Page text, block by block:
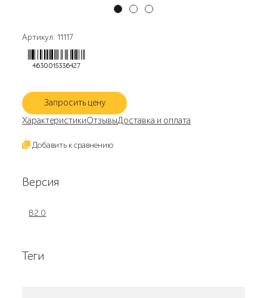
Артикул: 11117
4630015336427
Запросить цену
ХарактеристикиОтзывыДоставка и оплата
Добавить к сравнению
Версия
В2.0
Теги